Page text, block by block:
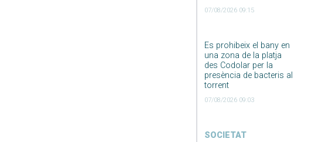
07/08/2026 09:15
Es prohibeix el bany en
una zona de la platja
des Codolar per la
presència de bacteris al
torrent
07/08/2026 09:03
SOCIETAT